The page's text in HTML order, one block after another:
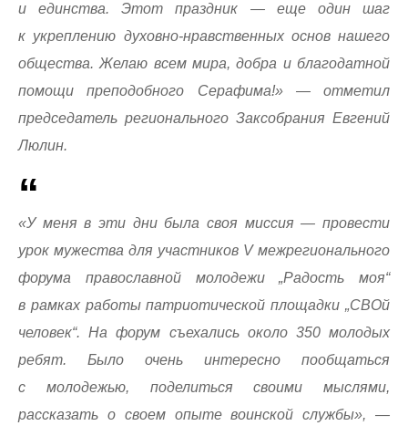
и единства. Этот праздник — еще один шаг
к укреплению духовно-нравственных основ нашего
общества. Желаю всем мира, добра и благодатной
помощи преподобного Серафима!» — отметил
председатель регионального Заксобрания Евгений
Люлин.
«У меня в эти дни была своя миссия — провести
урок мужества для участников V межрегионального
форума православной молодежи „Радость моя“
в рамках работы патриотической площадки „СВОй
человек“. На форум съехались около 350 молодых
ребят. Было очень интересно пообщаться
с молодежью, поделиться своими мыслями,
рассказать о своем опыте воинской службы», —